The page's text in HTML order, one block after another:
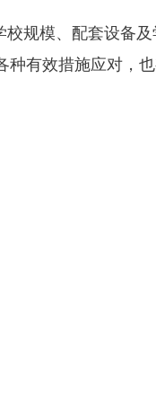
规模、配套设备及
有效措施应对，